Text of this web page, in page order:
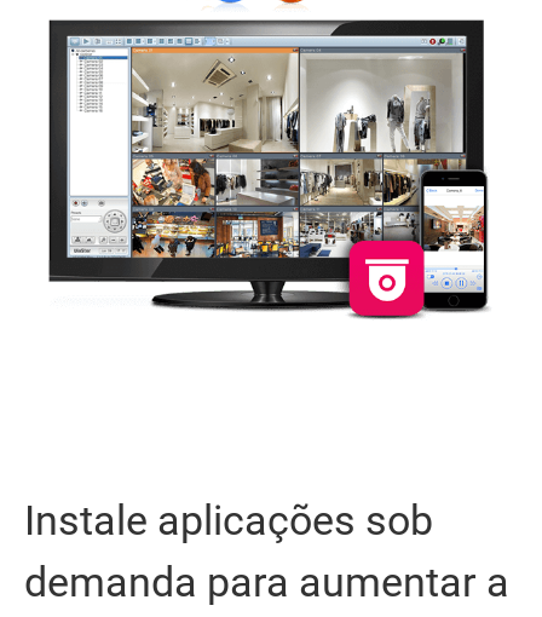
Instale aplicações sob
demanda para aumentar a